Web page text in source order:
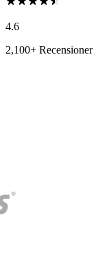
4.6
2,100+ Recensioner